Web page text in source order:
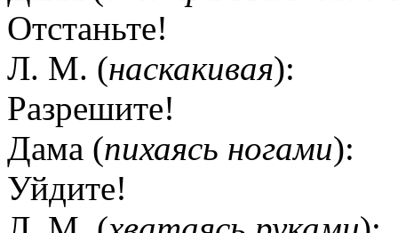
Отстаньте!
Л. М. (наскакивая):
Разрешите!
Дама (пихаясь ногами):
Уйдите!